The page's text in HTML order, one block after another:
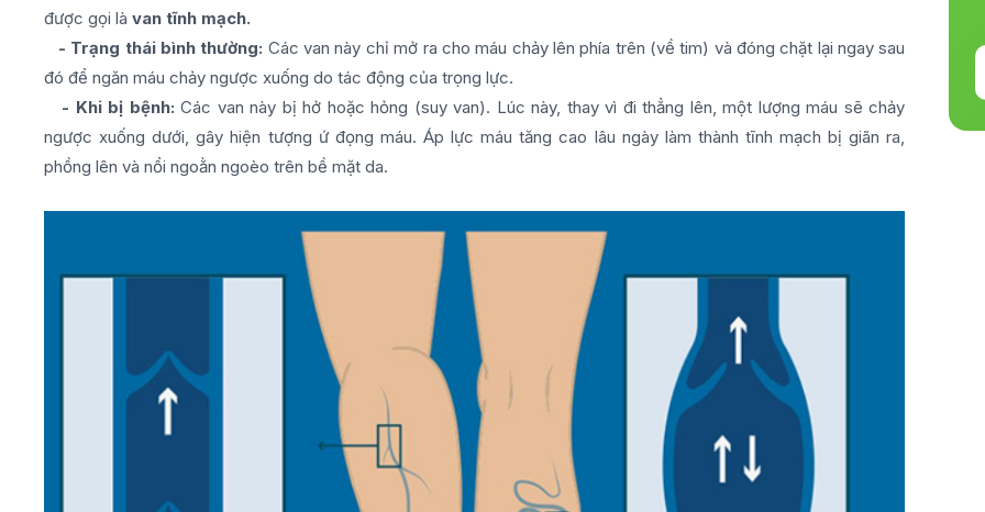
được gọi là van tĩnh mạch.
- Trạng thái bình thường: Các van này chỉ mở ra cho máu chảy lên phía trên (về tim) và đóng chặt lại ngay sau
đó để ngăn máu chảy ngược xuống do tác động của trọng lực.
- Khi bị bệnh:Các van này bị hở hoặc hỏng (suy van). Lúc này, thay vì đi thẳng lên, một lượng máu sẽ chảy
ngược xuống dưới, gây hiện tượng ứ đọng máu. Áp lực máu tăng cao lâu ngày làm thành tĩnh mạch bị giãn ra,
phồng lên và nổi ngoằn ngoèo trên bề mặt da.